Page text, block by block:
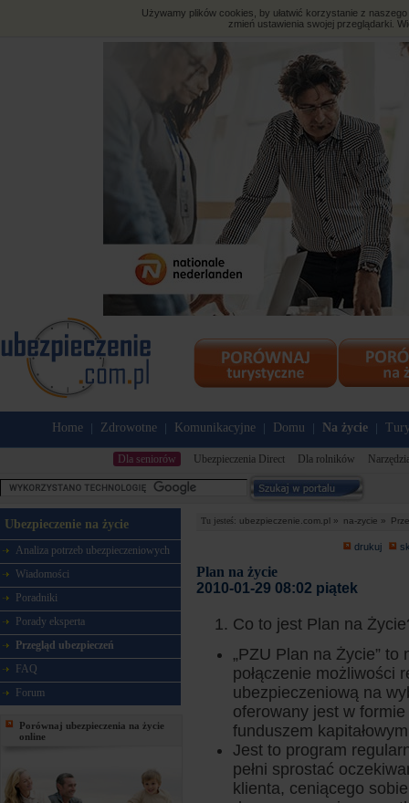
Używamy plików cookies, by ułatwić korzystanie z
zmień ustawienia swojej przeglądarki.
Home Zdrowotne Komunikacyjne Domu Na życie
Dla seniorów Ubezpieczenia Direct Dla rolników
Ubezpieczenie na życie
Analiza potrzeb ubezpieczeniowych
Wiadomości
Poradniki
Porady eksperta
Przegląd ubezpieczeń
FAQ
Forum
Porównaj ubezpieczenia na życie
online
Tu jesteś: ubezpieczenie.com.pl » na-zycie »
drukuj
Plan na życie
2010-01-29 08:02 piątek
Co to jest Plan na
„PZU Plan na Życie”
połączenie możliwości
ubezpieczeniową na
oferowany jest w
funduszem
Jest to program
pełni sprostać
klienta, ceniącego